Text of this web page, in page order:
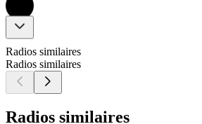
Radios similaires
Radios similaires
Radios similaires